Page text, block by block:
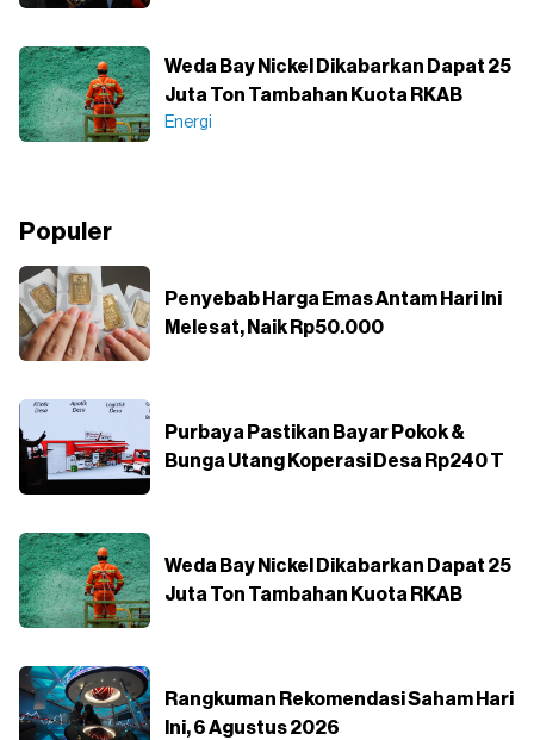
Weda Bay Nickel Dikabarkan Dapat 25
Juta Ton Tambahan Kuota RKAB
Energi
Populer
Penyebab Harga Emas Antam Hari Ini
Melesat, Naik Rp50.000
Purbaya Pastikan Bayar Pokok &
Bunga Utang Koperasi Desa Rp240 T
Weda Bay Nickel Dikabarkan Dapat 25
Juta Ton Tambahan Kuota RKAB
Rangkuman Rekomendasi Saham Hari
Ini, 6 Agustus 2026